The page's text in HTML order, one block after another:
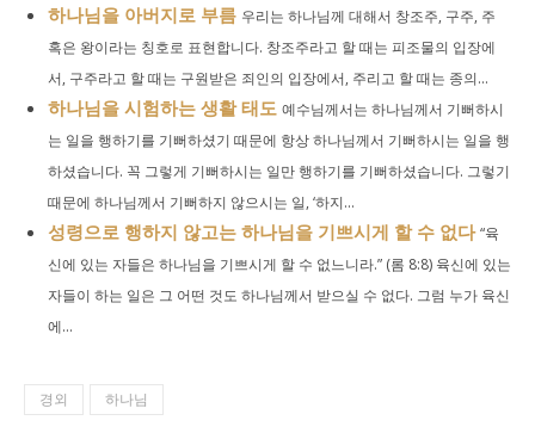
하나님을 아버지로 부름 우리는 하나님께 대해서 창조주, 구주, 주
혹은 왕이라는 칭호로 표현합니다. 창조주라고 할 때는 피조물의 입장에
서, 구주라고 할 때는 구원받은 죄인의 입장에서, 주리고 할 때는 종의...
하나님을 시험하는 생활 태도 예수님께서는 하나님께서 기뻐하시
는 일을 행하기를 기뻐하셨기 때문에 항상 하나님께서 기뻐하시는 일을 행
하셨습니다. 꼭 그렇게 기뻐하시는 일만 행하기를 기뻐하셨습니다. 그렇기
때문에 하나님께서 기뻐하지 않으시는 일, ‘하지...
성령으로 행하지 않고는 하나님을 기쁘시게 할 수 없다 “육
신에 있는 자들은 하나님을 기쁘시게 할 수 없느니라.” (롬 8:8) 육신에 있는
자들이 하는 일은 그 어떤 것도 하나님께서 받으실 수 없다. 그럼 누가 육신
에...
경외 하나님